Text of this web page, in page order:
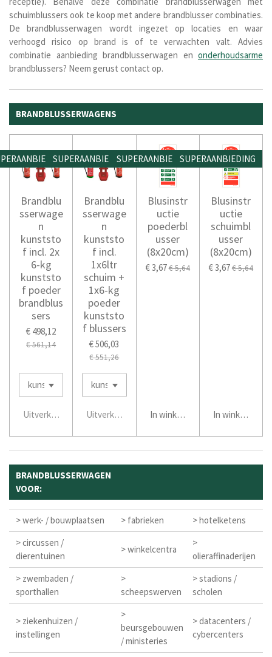
schuimblussers ook te koop met andere brandblusser combinaties.
De brandblusserwagen wordt ingezet op locaties en waar
verhoogd risico op brand is of te verwachten valt. Advies
combinatie aanbieding brandblusserwagen en onderhoudsarme
brandblussers? Neem gerust contact op.
BRANDBLUSSERWAGENS
Brandblu
sserwage
n
kunststo
f incl. 2x
6-kg
kunststo
f poeder
brandblus
sers
€ 498,12
€ 561,14
Uitverkocht
SUPERAANBIEDING
Brandblu
sserwage
n
kunststo
f incl.
1x6ltr
schuim +
1x6-kg
poeder
kunststo
f blussers
€ 506,03
€ 551,26
Uitverkocht
SUPERAANBIEDING
Blusinstr
uctie
poederbl
usser
(8x20cm)
€ 3,67€ 5,64
In winkelwagen
SUPERAANBIEDING
Blusinstr
uctie
schuimbl
usser
(8x20cm)
€ 3,67€ 5,64
In winkelwagen
BRANDBLUSSERWAGEN
VOOR:
> werk- / bouwplaatsen > fabrieken
> hotelketens
> circussen /
dierentuinen
> winkelcentra
>
olieraffinaderijen
> zwembaden /
sporthallen
>
scheepswerven
> stadions /
scholen
> ziekenhuizen /
instellingen
>
beursgebouwen
/ ministeries
> datacenters /
cybercenters